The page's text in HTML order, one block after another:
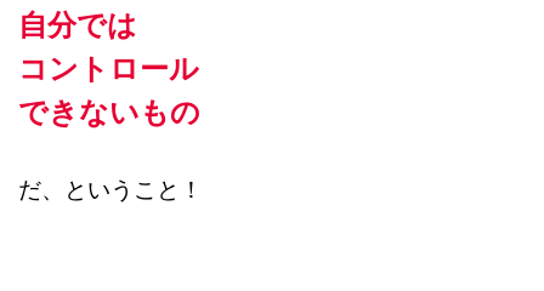
自分では
コントロール
できないもの
だ、ということ！